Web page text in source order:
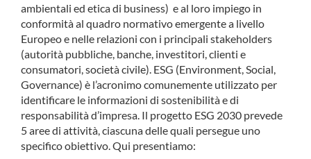
ambientali ed etica di business) e al loro impiego in
conformità al quadro normativo emergente a livello
Europeo e nelle relazioni con i principali stakeholders
(autorità pubbliche, banche, investitori, clienti e
consumatori, società civile). ESG (Environment, Social,
Governance) è l’acronimo comunemente utilizzato per
identificare le informazioni di sostenibilità e di
responsabilità d’impresa. Il progetto ESG 2030 prevede
5 aree di attività, ciascuna delle quali persegue uno
specifico obiettivo. Qui presentiamo: